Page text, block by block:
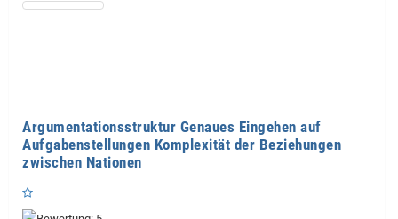
Argumentationsstruktur Genaues Eingehen auf
Aufgabenstellungen Komplexität der Beziehungen
zwischen Nationen